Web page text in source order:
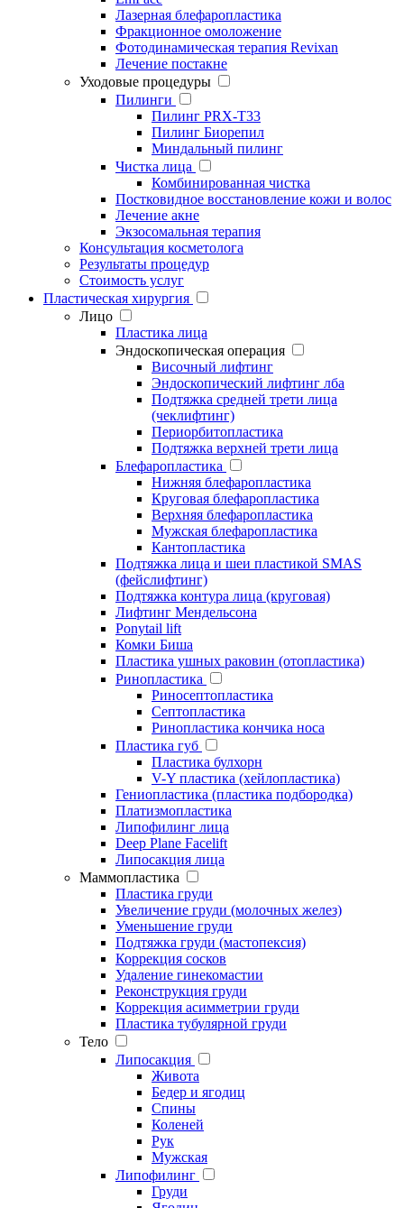
Лазерная блефаропластика
Фракционное омоложение
Фотодинамическая терапия Revixan
Лечение постакне
Уходовые процедуры
Пилинги
Пилинг PRX-T33
Пилинг Биорепил
Миндальный пилинг
Чистка лица
Комбинированная чистка
Постковидное восстановление кожи и волос
Лечение акне
Экзосомальная терапия
Консультация косметолога
Результаты процедур
Стоимость услуг
Пластическая хирургия
Лицо
Пластика лица
Эндоскопическая операция
Височный лифтинг
Эндоскопический лифтинг лба
Подтяжка средней трети лица
(чеклифтинг)
Периорбитопластика
Подтяжка верхней трети лица
Блефаропластика
Нижняя блефаропластика
Круговая блефаропластика
Верхняя блефаропластика
Мужская блефаропластика
Кантопластика
Подтяжка лица и шеи пластикой SMAS
(фейслифтинг)
Подтяжка контура лица (круговая)
Лифтинг Мендельсона
Ponytail lift
Комки Биша
Пластика ушных раковин (отопластика)
Ринопластика
Риносептопластика
Септопластика
Ринопластика кончика носа
Пластика губ
Пластика булхорн
V-Y пластика (хейлопластика)
Гениопластика (пластика подбородка)
Платизмопластика
Липофилинг лица
Deep Plane Facelift
Липосакция лица
Маммопластика
Пластика груди
Увеличение груди (молочных желез)
Уменьшение груди
Подтяжка груди (мастопексия)
Коррекция сосков
Удаление гинекомастии
Реконструкция груди
Коррекция асимметрии груди
Пластика тубулярной груди
Тело
Липосакция
Живота
Бедер и ягодиц
Спины
Коленей
Рук
Мужская
Липофилинг
Груди